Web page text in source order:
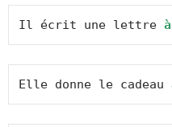
Il écrit une lettre
Elle donne le cadeau